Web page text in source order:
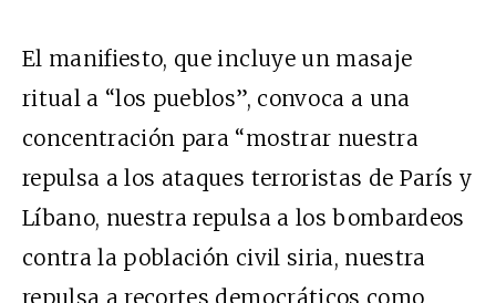
El manifiesto, que incluye un masaje
ritual a “los pueblos”, convoca a una
concentración para “mostrar nuestra
repulsa a los ataques terroristas de París y
Líbano, nuestra repulsa a los bombardeos
contra la población civil siria, nuestra
repulsa a recortes democráticos como